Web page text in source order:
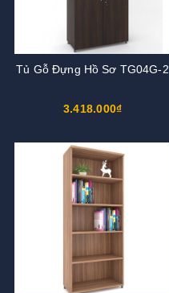
Tủ Gỗ Đựng Hồ Sơ TG04G-2
3.418.000₫